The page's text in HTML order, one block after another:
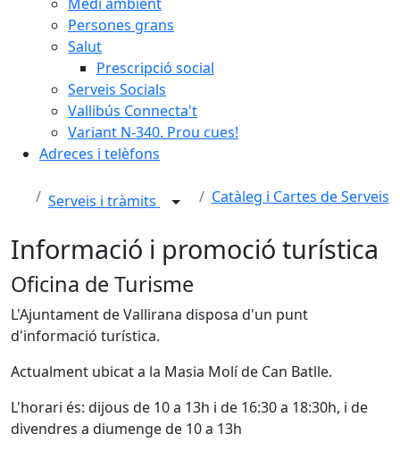
Persones grans
Salut
Prescripció social
Serveis Socials
Vallibús Connecta't
Variant N-340. Prou cues!
Adreces i telèfons
Serveis i tràmits Catàleg i Cartes de Serveis
Informació i promoció turística
Oficina de Turisme
L'Ajuntament de Vallirana disposa d'un punt
d'informació turística.
Actualment ubicat a la Masia Molí de Can Batlle.
L'horari és: dijous de 10 a 13h i de 16:30 a 18:30h, i de
divendres a diumenge de 10 a 13h